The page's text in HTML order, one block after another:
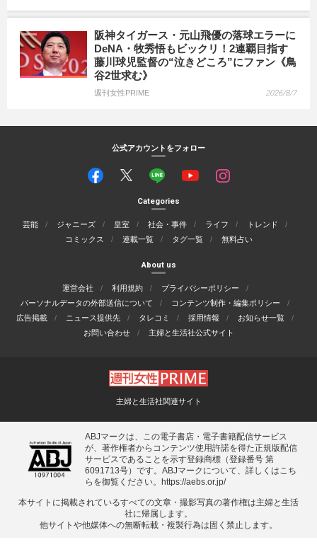
阪神タイガース・元山飛優の落球エラーに
DeNA・牧秀悟もビックリ！2連覇目指す
藤川球児監督の“泣きどころ”にファン《鳥
谷2世求む》
週刊女性PRIME 2026/8/7
公式アカウントをフォロー
Categories
芸能 ジャニーズ 皇室 社会・事件 ライフ
トレンド
コミックス
連載一覧 タグ一覧 無料占い
About us
運営会社 利用規約
プライバシーポリシー
パーソナルデータの外部送信について
コンテンツ制作・編集ポリシー
広告掲載
ニュース提供先 タレコミ 採用情報
お知らせ一覧
お問い合わせ
主婦と生活社公式サイト
主婦と生活社関連サイト
ABJマークは、この電子書店・電子書籍配信サービス
が、著作権者からコンテンツ使用許諾を得た正規版配信
サービスであることを示す登録商標（登録番号 第
6091713号）です。ABJマークについて、詳しくはこち
らを御覧ください。
https://aebs.or.jp/
本サイトに掲載されているすべての⽂章・撮影写真の著作権は主婦と⽣活
社に帰属します。
他サイトや他媒体への無断転載・複製⾏為は固く禁⽌します。